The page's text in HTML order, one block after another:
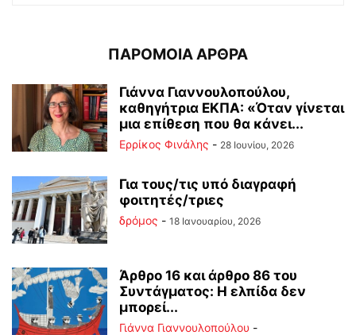
ΠΑΡΟΜΟΙΑ ΑΡΘΡΑ
Γιάννα Γιαννουλοπούλου,
καθηγήτρια ΕΚΠΑ: «Όταν γίνεται
μια επίθεση που θα κάνει...
Ερρίκος Φινάλης - 28 Ιουνίου, 2026
Για τους/τις υπό διαγραφή
φοιτητές/τριες
δρόμος - 18 Ιανουαρίου, 2026
Άρθρο 16 και άρθρο 86 του
Συντάγματος: Η ελπίδα δεν
μπορεί...
Γιάννα Γιαννουλοπούλου -